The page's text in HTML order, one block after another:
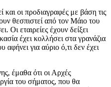
και οι προδιαγραφές με βάση τις
θεσπιστεί από τον Μάιο του
Οι εταιρείες έχουν δείξει
έχει κολλήσει στα γρανάζια
αφήνει για αύριο ό,τι δεν έχει
έμαθα ότι οι Αρχές
του σήματος, που θα